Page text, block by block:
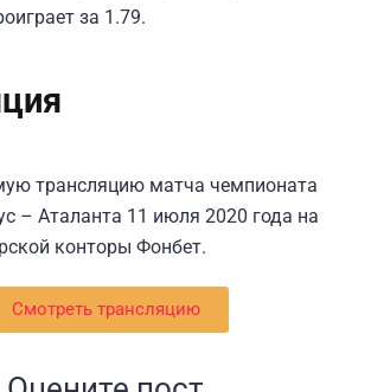
за 1.79.
трансляцию матча чемпионата
– Аталанта 11 июля 2020 года на
конторы Фонбет.
Смотреть трансляцию